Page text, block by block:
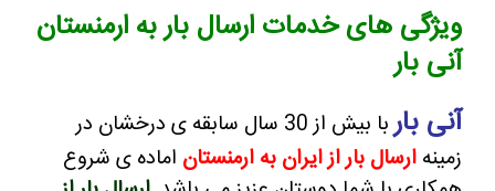
ویژگی های خدمات ارسال بار به ارمنستان
آنی بار
آنی بار
با بیش از 30 سال سابقه ی درخشان در
زمینه ارسال بار از ایران به ارمنستان اماده ی شروع